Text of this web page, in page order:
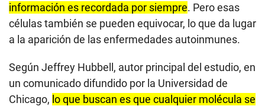
información es recordada por siempre. Pero esas
células también se pueden equivocar, lo que da lugar
a la aparición de las enfermedades autoinmunes.
Según Jeffrey Hubbell, autor principal del estudio, en
un comunicado difundido por la Universidad de
Chicago, lo que buscan es que cualquier molécula se